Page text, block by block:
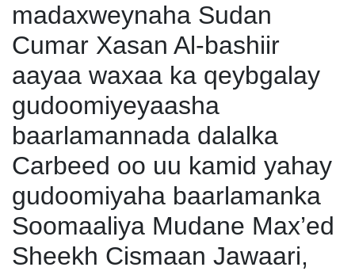
madaxweynaha Sudan
Cumar Xasan Al-bashiir
aayaa waxaa ka qeybgalay
gudoomiyeyaasha
baarlamannada dalalka
Carbeed oo uu kamid yahay
gudoomiyaha baarlamanka
Soomaaliya Mudane Max’ed
Sheekh Cismaan Jawaari,